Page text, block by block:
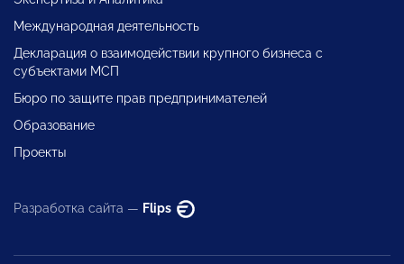
Международная деятельность
Декларация о взаимодействии крупного бизнеса с
субъектами МСП
Бюро по защите прав предпринимателей
Образование
Проекты
Разработка сайта — Flips